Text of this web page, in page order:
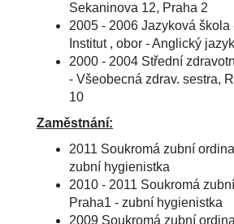
Sekaninova 12, Praha 2
2005 - 2006 Jazyková škola
Institut , obor - Anglický
2000 - 2004 Střední
- Všeobecná zdrav. sestra,
10
Zaměstnání:
2011 Soukromá zubní
zubní hygienistka
2010 - 2011 Soukromá
Praha1 - zubní hygienistka
2009 Soukromá zubní